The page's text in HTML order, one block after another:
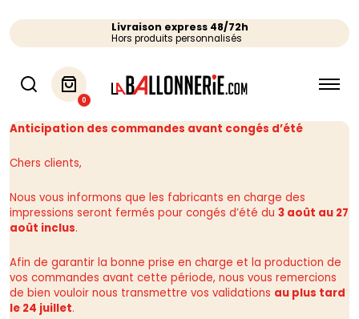
Livraison express 48/72h
Hors produits personnalisés
0
Anticipation des commandes avant congés d’été
Chers clients,
Nous vous informons que les fabricants en charge des
impressions seront fermés pour congés d’été du 3 août au 27
août inclus.
Afin de garantir la bonne prise en charge et la production de
vos commandes avant cette période, nous vous remercions
de bien vouloir nous transmettre vos validations au plus tard
le 24 juillet.